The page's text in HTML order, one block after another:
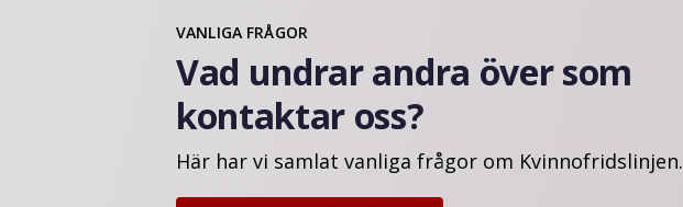
VANLIGA FRÅGOR
Vad undrar andra över som
kontaktar oss?
Här har vi samlat vanliga frågor om Kvinnofridslinjen.